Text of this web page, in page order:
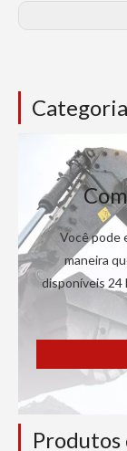
Você pode
maneira
disponíveis 24